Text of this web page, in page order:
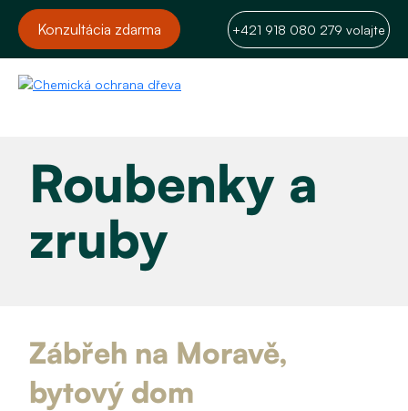
Konzultácia zdarma +421 918 080 279 volajte
Roubenky a
zruby
Zábřeh na Moravě,
bytový dom